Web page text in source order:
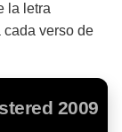
la letra
verso de
2009